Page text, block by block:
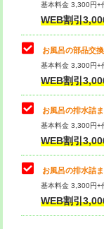
止水・漏水調査
理・調整・分解
トイレタンク脱着
トイレ便器脱着
タンクレストイ
小便器トイレ脱着
その他部品の脱着
交換・取付（タン
基本料金 3,300円+
WEB割引
お風呂の部品交
基本料金 3,300円+
WEB割引
お風呂の排水詰
基本料金 3,300円+
WEB割引
お風呂の排水詰
基本料金 3,300円+
WEB割引